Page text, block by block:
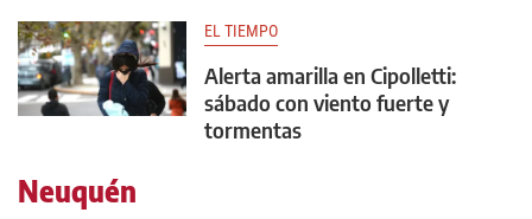
EL TIEMPO
Alerta amarilla en Cipolletti:
sábado con viento fuerte y
tormentas
Neuquén